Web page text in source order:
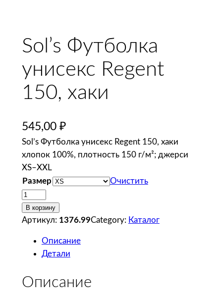
Sol’s Футболка
унисекс Regent
150, хаки
545,00 ₽
Sol’s Футболка унисекс Regent 150, хаки
хлопок 100%, плотность 150 г/м²; джерси
XS–XXL
Размер
Очистить
К
о
л
т
В корзину
Артикул: 1376.99Category: Каталог
Описание
Детали
Описание